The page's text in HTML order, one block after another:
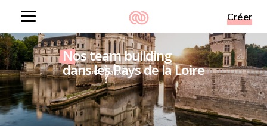
Toggle
Créer
Nos team building
dans les Pays de la Loire
De folie